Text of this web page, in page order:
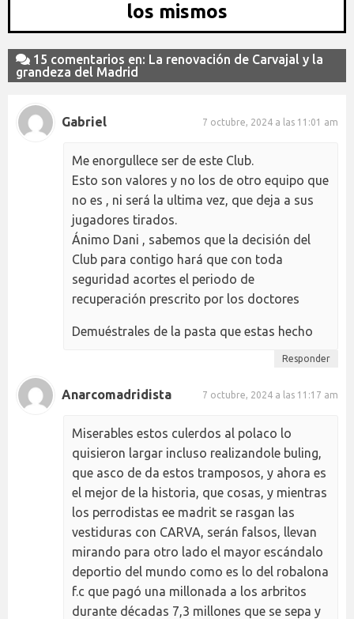
los mismos
15 comentarios en: La renovación de Carvajal y la
grandeza del Madrid
Gabriel 7 octubre, 2024 a las 11:01 am
Me enorgullece ser de este Club.
Esto son valores y no los de otro equipo que
no es , ni será la ultima vez, que deja a sus
jugadores tirados.
Ánimo Dani , sabemos que la decisión del
Club para contigo hará que con toda
seguridad acortes el periodo de
recuperación prescrito por los doctores
Demuéstrales de la pasta que estas hecho
Responder
Anarcomadridista 7 octubre, 2024 a las 11:17 am
Miserables estos culerdos al polaco lo
quisieron largar incluso realizandole buling,
que asco de da estos tramposos, y ahora es
el mejor de la historia, que cosas, y mientras
los perrodistas ee madrit se rasgan las
vestiduras con CARVA, serán falsos, llevan
mirando para otro lado el mayor escándalo
deportio del mundo como es lo del robalona
f.c que pagó una millonada a los arbritos
durante décadas 7,3 millones que se sepa y